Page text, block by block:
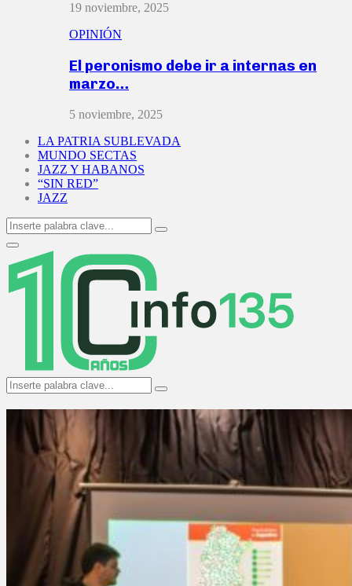
19 noviembre, 2025
OPINIÓN
El peronismo debe ir a internas en
marzo…
5 noviembre, 2025
LA PATRIA SUBLEVADA
MUNDO SECTAS
JAZZ Y HABANOS
“SIN RED”
JAZZ
Search
for:
Search
Primary
Menu
Search
for:
Search